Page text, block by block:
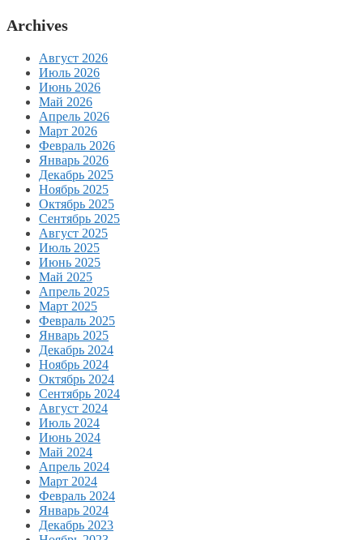
Archives
Август 2026
Июль 2026
Июнь 2026
Май 2026
Апрель 2026
Март 2026
Февраль 2026
Январь 2026
Декабрь 2025
Ноябрь 2025
Октябрь 2025
Сентябрь 2025
Август 2025
Июль 2025
Июнь 2025
Май 2025
Апрель 2025
Март 2025
Февраль 2025
Январь 2025
Декабрь 2024
Ноябрь 2024
Октябрь 2024
Сентябрь 2024
Август 2024
Июль 2024
Июнь 2024
Май 2024
Апрель 2024
Март 2024
Февраль 2024
Январь 2024
Декабрь 2023